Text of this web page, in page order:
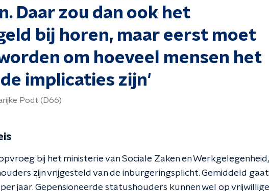
Daar zou dan ook het
bij horen, maar eerst moet
om hoeveel mensen het
implicaties zijn'
Podt (D66)
bij het ministerie van Sociale Zaken en Werkgelegenheid,
zijn vrijgesteld van de inburgeringsplicht. Gemiddeld gaat
jaar. Gepensioneerde statushouders kunnen wel op vrijwillige